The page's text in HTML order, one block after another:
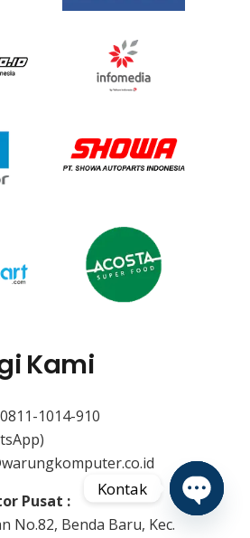
Kami
0811-1014-910
Pusat :
No.82, Benda Baru, Kec.
Kontak